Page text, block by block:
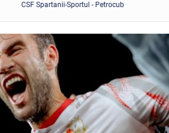
CSF Spartanii-Sportul - Petrocub